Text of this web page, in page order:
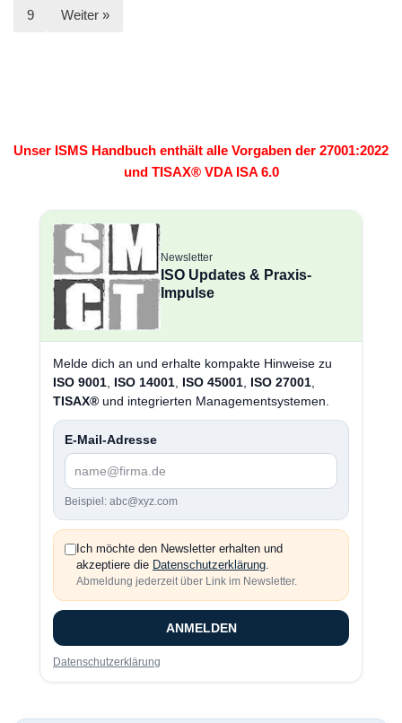
9 Weiter »
Unser ISMS Handbuch enthält alle Vorgaben der 27001:2022
und TISAX® VDA ISA 6.0
Newsletter
ISO Updates & Praxis-
Impulse
Melde dich an und erhalte kompakte Hinweise zu
ISO 9001 ISO 14001 ISO 45001 ISO 27001
TISAX® und integrierten Managementsystemen.
E-Mail-Adresse
Beispiel: abc@xyz.com
Ich möchte den Newsletter erhalten und
akzeptiere die Datenschutzerklärung.
Abmeldung jederzeit über Link im Newsletter.
ANMELDEN
Datenschutzerklärung